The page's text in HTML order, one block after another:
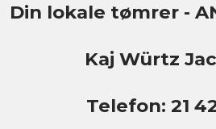
Din lokale tømrer -
Kaj Würtz
Telefon: 21